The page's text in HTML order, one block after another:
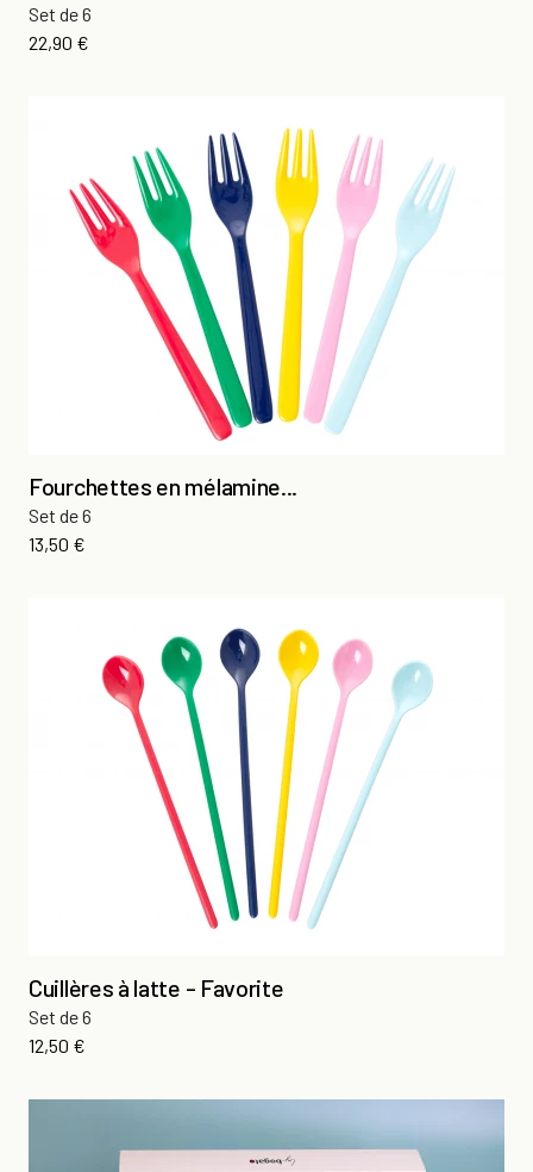
Set de 6
Prix
22,90 €
Fourchettes en mélamine...
Set de 6
Prix
13,50 €
Cuillères à latte - Favorite
Set de 6
Prix
12,50 €